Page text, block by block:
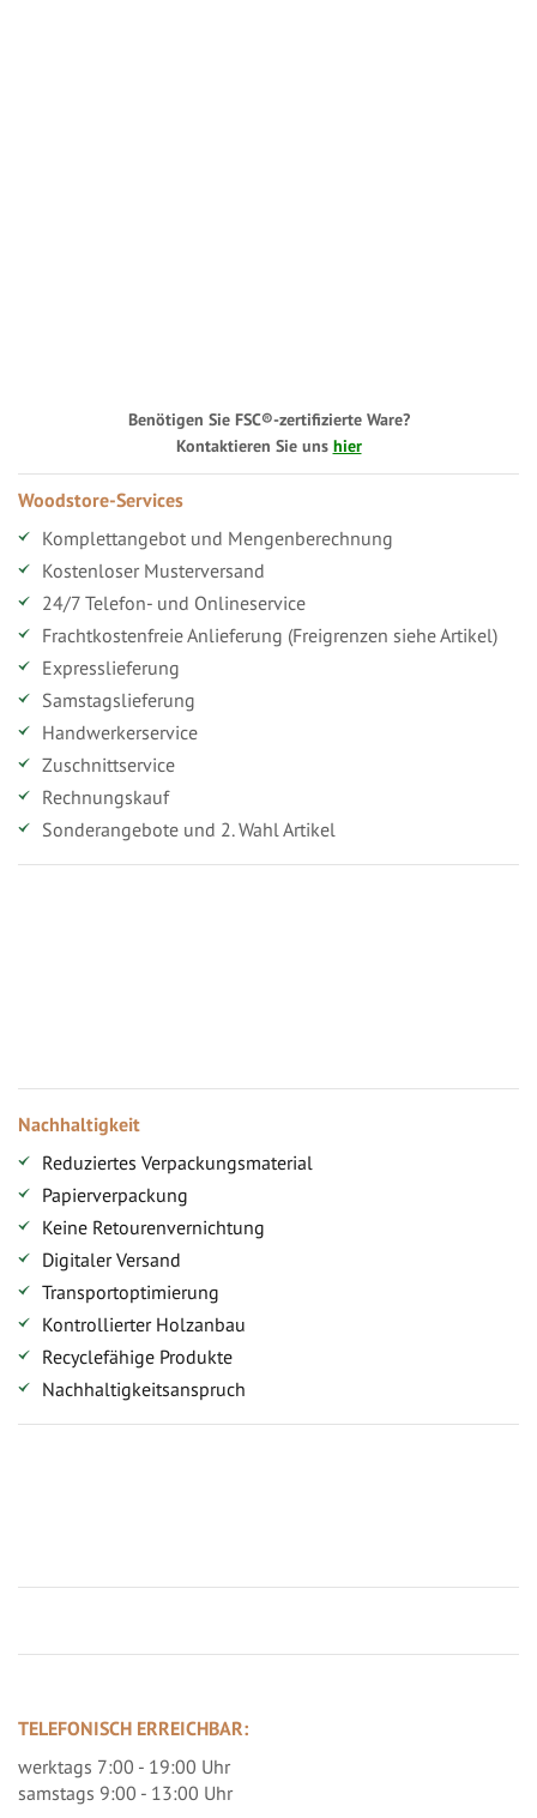
Benötigen Sie FSC®-zertifizierte Ware?
Kontaktieren Sie uns hier
Woodstore-Services
Komplettangebot und Mengenberechnung
Kostenloser Musterversand
24/7 Telefon- und Onlineservice
Frachtkostenfreie Anlieferung (Freigrenzen siehe Artikel)
Expresslieferung
Samstagslieferung
Handwerkerservice
Zuschnittservice
Rechnungskauf
Sonderangebote und 2. Wahl Artikel
Nachhaltigkeit
Reduziertes Verpackungsmaterial
Papierverpackung
Keine Retourenvernichtung
Digitaler Versand
Transportoptimierung
Kontrollierter Holzanbau
Recyclefähige Produkte
Nachhaltigkeitsanspruch
TELEFONISCH ERREICHBAR:
werktags 7:00 - 19:00 Uhr
samstags 9:00 - 13:00 Uhr